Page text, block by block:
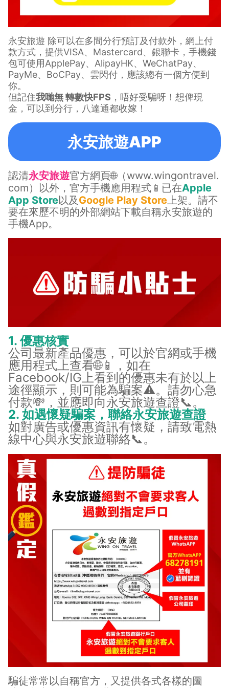
永安旅遊 除可以在多間分行預訂及付款外，網上付
款方式，提供VISA、Mastercard、銀聯卡，手機錢
包可使用ApplePay、AlipayHK、WeChatPay、
PayMe、BoCPay、雲閃付，應該總有一個方便到
你。
但記住我哋無 轉數快FPS ，唔好受騙呀！想俾現
金，可以到分行，八達通都收嫁！
永安旅遊APP
認清永安旅遊官方網頁🌐（www.wingontravel.
com）以外，官方手機應用程式📱已在Apple
App Store以及 Google Play Store 上架。請不
要在來歷不明的外部網站下載自稱永安旅遊的
手機App。
1. 優惠核實
公司最新產品優惠，可以於官網或手機
應用程式上查看🌐📱，如在
Facebook/IG上看到的優惠未有於以上
途徑顯示，則可能為騙案⚠️。請勿心急
付款💸，並應即向永安旅遊查證📞。
2. 如遇懷疑騙案，聯絡永安旅遊查證
如對廣告或優惠資訊有懷疑，請致電熱
線中心與永安旅遊聯絡📞。
騙徒常常以自稱官方，又提供各式各樣的圖